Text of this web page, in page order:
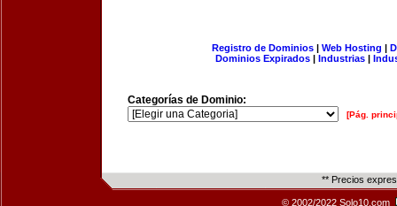
Registro de Dominios| Web Hosting |
Dominios Expirados | Industrias |
Categorías de Dominio:
[Pág.
** Precios
© 2002/2022 Solo10.com